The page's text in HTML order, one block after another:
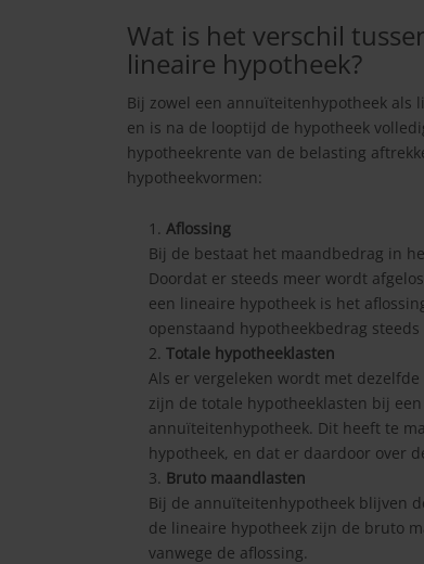
Wat is het verschil
lineaire hypotheek?
Bij zowel een annuïteitenhypotheek als
en is na de looptijd de hypotheek
hypotheekrente van de belasting
hypotheekvormen:
Aflossing
Bij de bestaat het maandbedrag in
Doordat er steeds meer wordt
een lineaire hypotheek is het
openstaand hypotheekbedrag
Totale hypotheeklasten
Als er vergeleken wordt met
zijn de totale hypotheeklasten bij
annuïteitenhypotheek. Dit heeft te
hypotheek, en dat er daardoor over
Bruto maandlasten
Bij de annuïteitenhypotheek blijven
de lineaire hypotheek zijn de bruto
vanwege de aflossing.